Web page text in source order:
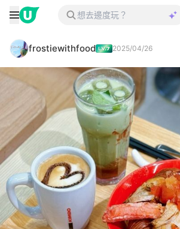
frostiewithfood 2025/04/26